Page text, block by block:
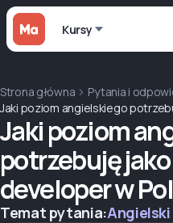
Kursy
Strona główna Pytania i
Jaki poziom
potrzebuję
developer w
Temat pytania:Angielski